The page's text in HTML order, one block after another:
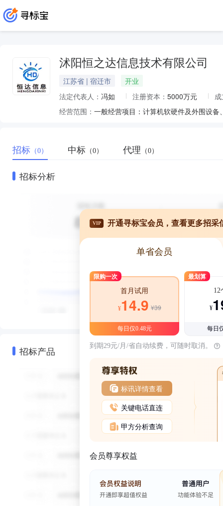
沭阳恒之达信息技术有限公司
江苏省 | 宿迁市
开业
法定代表人： 冯如 注册资本： 5000万元
经营范围：
招标 （0） 中标 （0） 代理 （0）
招标分析
招标产品
VIP 开通寻标宝会员，查看更多招采
单省会员
限购一次
首月试用
¥14.9 ¥39
每日仅0.48元
最划算
12
¥
每日
到期29元/月/省自动续费，可随时取消。
标讯详情查看
关键电话直连
甲方分析查询
会员尊享权益